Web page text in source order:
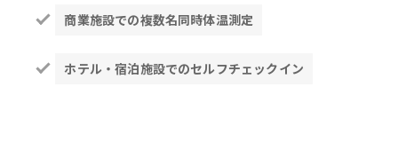
商業施設での複数名同時体温測定
ホテル・宿泊施設でのセルフチェックイン